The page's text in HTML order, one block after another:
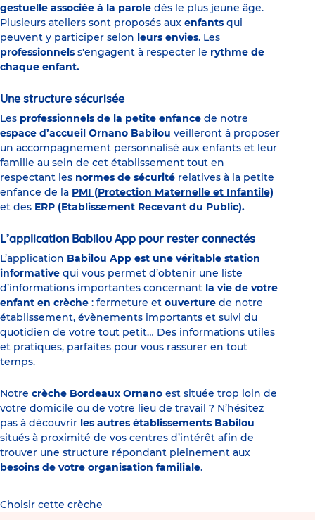
gestuelle associée à la parole dès le plus jeune âge.
Plusieurs ateliers sont proposés aux enfants qui
peuvent y participer selon leurs envies. Les
professionnels s'engagent à respecter le rythme de
chaque enfant.
Une structure sécurisée
Les professionnels de la petite enfance de notre
espace d’accueil Ornano Babilou veilleront à proposer
un accompagnement personnalisé aux enfants et leur
famille au sein de cet établissement tout en
respectant les normes de sécurité relatives à la petite
enfance de la PMI (Protection Maternelle et Infantile)
et des ERP (Etablissement Recevant du Public).
L’application Babilou App pour rester connectés
L’application Babilou App est une véritable station
informative qui vous permet d’obtenir une liste
d’informations importantes concernant la vie de votre
enfant en crèche : fermeture et ouverture de notre
établissement, évènements importants et suivi du
quotidien de votre tout petit… Des informations utiles
et pratiques, parfaites pour vous rassurer en tout
temps.
Notre crèche Bordeaux Ornano est située trop loin de
votre domicile ou de votre lieu de travail ? N’hésitez
pas à découvrir les autres établissements Babilou
situés à proximité de vos centres d’intérêt afin de
trouver une structure répondant pleinement aux
besoins de votre organisation familiale.
Choisir cette crèche